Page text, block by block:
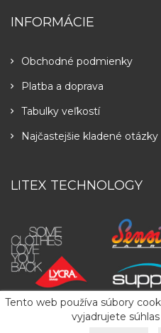
Tento web používa súbory
vyjadrujete
INFORMÁCIE
Obchodné podmienky
Platba a doprava
Tabulky veľkostí
Najčastejšie kladené otázky
LITEX TECHNOLOGY